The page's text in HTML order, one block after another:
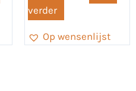
verder
Op wensenlijst